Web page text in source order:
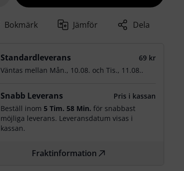
Bokmärk Jämför Dela
Standardleverans
69 kr
Väntas mellan Mån., 10.08. ochTis., 11.08..
Snabb Leverans
Pris i kassan
Beställ inom 5 Tim. 58 Min. för snabbast
möjliga leverans. Leveransdatum visas i
kassan.
Fraktinformation